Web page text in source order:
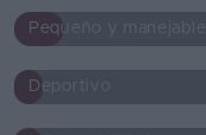
Pequeño y manejable
Deportivo